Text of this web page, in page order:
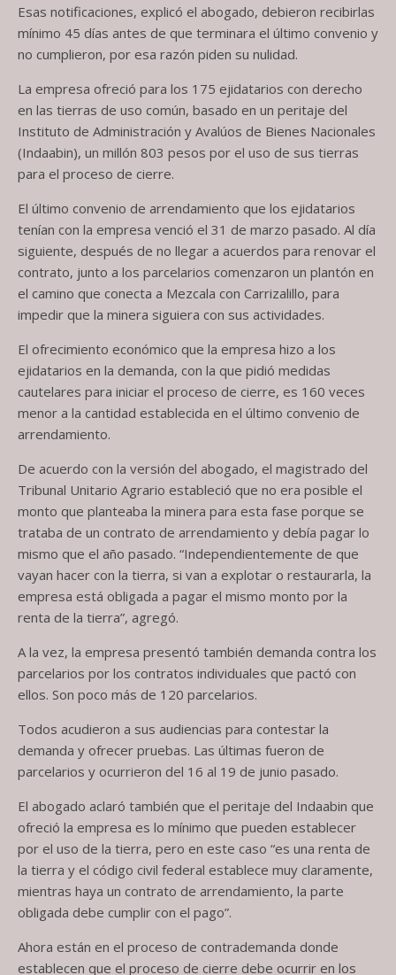
Esas notificaciones, explicó el abogado, debieron recibirlas
mínimo 45 días antes de que terminara el último convenio y
no cumplieron, por esa razón piden su nulidad.
La empresa ofreció para los 175 ejidatarios con derecho
en las tierras de uso común, basado en un peritaje del
Instituto de Administración y Avalúos de Bienes Nacionales
(Indaabin), un millón 803 pesos por el uso de sus tierras
para el proceso de cierre.
El último convenio de arrendamiento que los ejidatarios
tenían con la empresa venció el 31 de marzo pasado. Al día
siguiente, después de no llegar a acuerdos para renovar el
contrato, junto a los parcelarios comenzaron un plantón en
el camino que conecta a Mezcala con Carrizalillo, para
impedir que la minera siguiera con sus actividades.
El ofrecimiento económico que la empresa hizo a los
ejidatarios en la demanda, con la que pidió medidas
cautelares para iniciar el proceso de cierre, es 160 veces
menor a la cantidad establecida en el último convenio de
arrendamiento.
De acuerdo con la versión del abogado, el magistrado del
Tribunal Unitario Agrario estableció que no era posible el
monto que planteaba la minera para esta fase porque se
trataba de un contrato de arrendamiento y debía pagar lo
mismo que el año pasado. “Independientemente de que
vayan hacer con la tierra, si van a explotar o restaurarla, la
empresa está obligada a pagar el mismo monto por la
renta de la tierra”, agregó.
A la vez, la empresa presentó también demanda contra los
parcelarios por los contratos individuales que pactó con
ellos. Son poco más de 120 parcelarios.
Todos acudieron a sus audiencias para contestar la
demanda y ofrecer pruebas. Las últimas fueron de
parcelarios y ocurrieron del 16 al 19 de junio pasado.
El abogado aclaró también que el peritaje del Indaabin que
ofreció la empresa es lo mínimo que pueden establecer
por el uso de la tierra, pero en este caso “es una renta de
la tierra y el código civil federal establece muy claramente,
mientras haya un contrato de arrendamiento, la parte
obligada debe cumplir con el pago”.
Ahora están en el proceso de contrademanda donde
establecen que el proceso de cierre debe ocurrir en los